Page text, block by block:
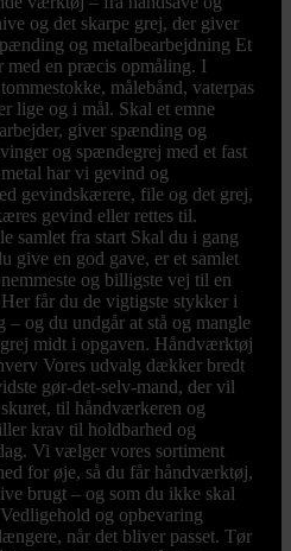
og det skarpe grej, der giver
og metalbearbejdning Et
med en præcis opmåling. I
målebånd, vaterpas
lige og i mål. Skal et emne
giver spænding og
og spændegrej med et fast
har vi gevind og
gevindskærere, file og det grej,
gevind eller rettes til.
samlet fra start Skal du i gang
give en god gave, er et samlet
og billigste vej til en
får du de vigtigste stykker i
– og du undgår at stå og mangle
midt i opgaven. Håndværktøj
Vores udvalg dækker bredt
gør-det-selv-mand, der vil
til håndværkeren og
krav til holdbarhed og
Vi vælger vores sortiment
for øje, så du får håndværktøj,
brugt – og som du ikke skal
og opbevaring
når det bliver passet. Tør